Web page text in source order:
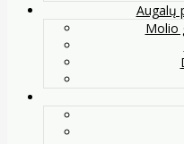
Augalų
Molio